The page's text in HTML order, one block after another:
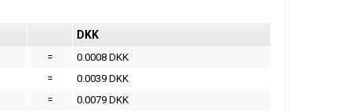
DKK
=
0.0008 DKK
=
0.0039 DKK
=
0.0079 DKK